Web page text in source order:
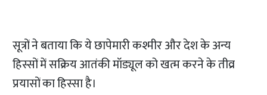
सूत्रों ने बताया कि ये छापेमारी कश्मीर और देश के अन्य
हिस्सों में सक्रिय आतंकी मॉड्यूल को खत्म करने के तीव्र
प्रयासों का हिस्सा है।